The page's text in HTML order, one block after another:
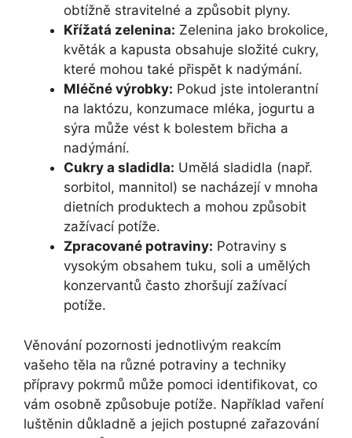
obtížně stravitelné a způsobit plyny.
Křížatá zelenina: Zelenina jako brokolice,
květák a kapusta obsahuje složité cukry,
které mohou také přispět k nadýmání.
Mléčné výrobky: Pokud jste intolerantní
na laktózu, konzumace mléka, jogurtu a
sýra může vést k bolestem břicha a
nadýmání.
Cukry a sladidla: Umělá sladidla (např.
sorbitol, mannitol) se nacházejí v mnoha
dietních produktech a mohou způsobit
zažívací potíže.
Zpracované potraviny: Potraviny s
vysokým obsahem tuku, soli a umělých
konzervantů často zhoršují zažívací
potíže.
Věnování pozornosti jednotlivým reakcím
vašeho těla na různé potraviny a techniky
přípravy pokrmů může pomoci identifikovat, co
vám osobně způsobuje potíže. Například vaření
luštěnin důkladně a jejich postupné zařazování